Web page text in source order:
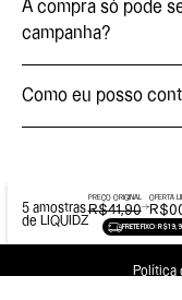
A compra só pode
campanha?
Como eu posso
5 amostras
de LIQUIDZ
PREÇO ORIGINAL
R$41,90
OFERTA
FRETE FIXO:
Política
sticks Corantes